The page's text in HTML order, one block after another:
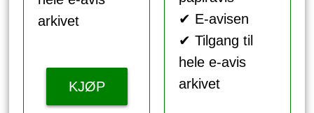
arkivet
KJØP
✔ E-avisen
✔ Tilgang til
hele e-avis
arkivet